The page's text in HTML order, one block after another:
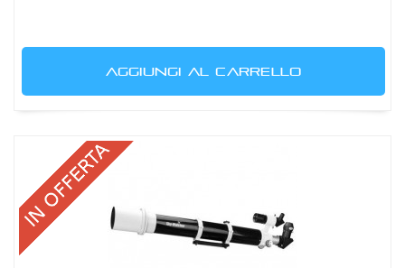
AGGIUNGI AL CARRELLO